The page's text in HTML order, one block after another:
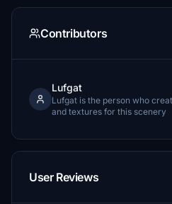
Contributors
Lufgat
Lufgat is the person who
and textures for this scenery
User Reviews